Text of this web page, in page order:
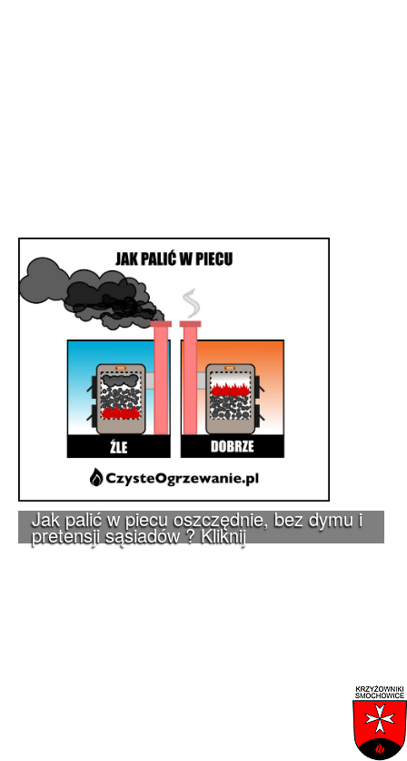
Jak palić w piecu oszczędnie, bez dymu i
pretensji sąsiadów ? Kliknij